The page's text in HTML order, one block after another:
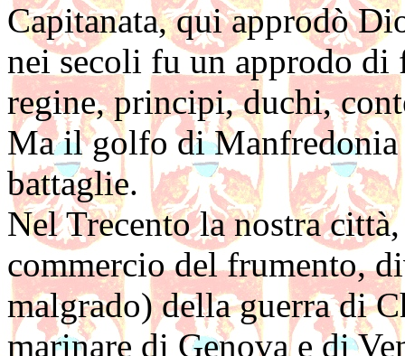
Capitanata, qui approdò
nei secoli fu un approdo di
regine, principi, duchi,
Ma il golfo di
battaglie.
Nel Trecento la nostra
commercio del frumento,
malgrado) della guerra di
marinare di Genova e di